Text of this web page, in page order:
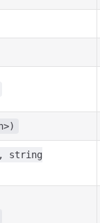
string